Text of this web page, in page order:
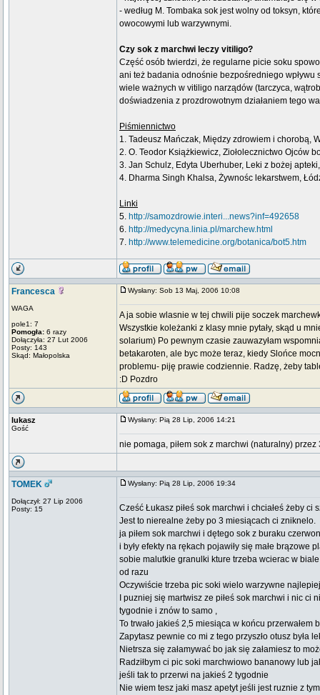
- według M. Tombaka sok jest wolny od toksyn,
owocowymi lub warzywnymi.
Czy sok z marchwi leczy vitiligo?
Część osób twierdzi, że regularne picie soku
ani też badania odnośnie bezpośredniego
wiele ważnych w vitiligo narządów (tarczyca,
doświadzenia z prozdrowotnym działaniem tego
Piśmiennictwo
1. Tadeusz Mańczak, Między zdrowiem i chorobą,
2. O. Teodor Książkiewicz, Ziołolecznictwo Ojców
3. Jan Schulz, Edyta Uberhuber, Leki z bożej
4. Dharma Singh Khalsa, Żywnośc lekarstwem,
Linki
5. http://samozdrowie.interi...news?inf=492658
6. http://medycyna.linia.pl/marchew.html
7. http://www.telemedicine.org/botanica/bot5.htm
Francesca
WAGA
pole1: 7
Pomogła: 6 razy
Dołączyła: 27 Lut 2006
Posty: 143
Skąd: Małopolska
Wysłany: Sob 13 Maj, 2006 10:08
A ja sobie wlasnie w tej chwili pije soczek
Wszystkie koleżanki z klasy mnie pytały, skąd u
solarium) Po pewnym czasie zauwazyłam
betakaroten, ale byc może teraz, kiedy Slońce
problemu- piję prawie codziennie. Radzę, żeby
:D Pozdro
lukasz
Gość
Wysłany: Pią 28 Lip, 2006 14:21
nie pomaga, piłem sok z marchwi (naturalny)
TOMEK
Dołączył: 27 Lip 2006
Posty: 15
Wysłany: Pią 28 Lip, 2006 19:34
Cześć Łukasz piłeś sok marchwi i chciałeś żeby ci
Jest to nierealne żeby po 3 miesiącach ci zniknelo.
ja piłem sok marchwi i dętego sok z buraku
i były efekty na rękach pojawiły się małe brązowe
sobie malutkie granulki kture trzeba wcierac w
od razu
Oczywiście trzeba pic soki wielo warzywne
I puzniej się martwisz ze piłeś sok marchwi i nic ci
tygodnie i znów to samo ,
To trwało jakieś 2,5 miesiąca w końcu przerwałem
Zapytasz pewnie co mi z tego przyszło otusz była
Nietrsza się załamywać bo jak się załamiesz to
Radziłbym ci pic soki marchwiowo bananowy lub
jeśli tak to przerwi na jakieś 2 tygodnie
Nie wiem tesz jaki masz apetyt jeśli jest ruznie z